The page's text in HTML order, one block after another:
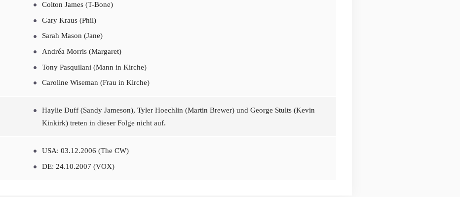
Colton James (T-Bone)
Gary Kraus (Phil)
Sarah Mason (Jane)
Andréa Morris (Margaret)
Tony Pasquilani (Mann in Kirche)
Caroline Wiseman (Frau in Kirche)
Haylie Duff (Sandy Jameson), Tyler Hoechlin (Martin Brewer) und George Stults (Kevin
Kinkirk) treten in dieser Folge nicht auf.
USA: 03.12.2006 (The CW)
DE: 24.10.2007 (VOX)